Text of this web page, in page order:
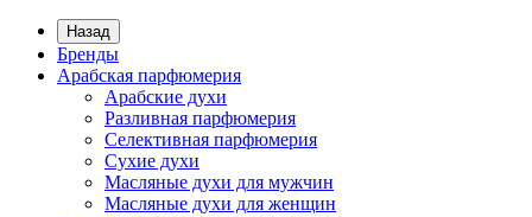
Назад
Бренды
Арабская парфюмерия
Арабские духи
Разливная парфюмерия
Селективная парфюмерия
Сухие духи
Масляные духи для мужчин
Масляные духи для женщин